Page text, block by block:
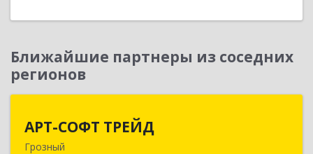
Ближайшие партнеры из соседних
регионов
АРТ-СОФТ ТРЕЙД
Грозный
364013, Чеченская Респ, Грозный г, Полярников